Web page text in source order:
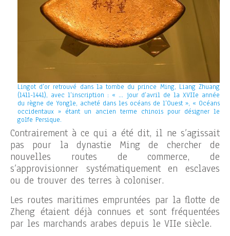
Lingot d’or retrouvé dans la tombe du prince Ming, Liang Zhuang
(1411-1441), avec l’inscription : « … jour d’avril de la XVIIe année
du règne de Yongle, acheté dans les océans de l’Ouest », « Océans
occidentaux » étant un ancien terme chinois pour désigner le
golfe Persique.
Contrairement à ce qui a été dit, il ne s’agissait
pas pour la dynastie Ming de chercher de
nouvelles routes de commerce, de
s’approvisionner systématiquement en esclaves
ou de trouver des terres à coloniser.
Les routes maritimes empruntées par la flotte de
Zheng étaient déjà connues et sont fréquentées
par les marchands arabes depuis le VIIe siècle.